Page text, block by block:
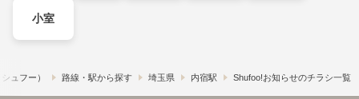
小室
ュフー） 路線・駅から探す 埼玉県 内宿駅 Shufoo!お知らせのチラシ一覧